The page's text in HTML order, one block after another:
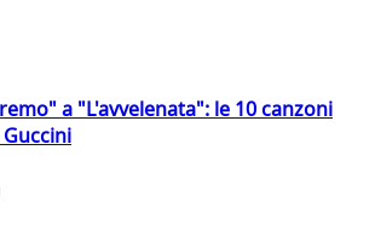
a "L'avvelenata": le 10 canzoni